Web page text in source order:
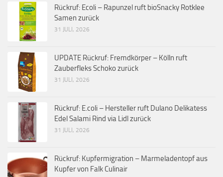
Rückruf: Ecoli – Rapunzel ruft bioSnacky Rotklee
Samen zurück
31 JULI, 2026
UPDATE Rückruf: Fremdkörper – Kölln ruft
Zauberfleks Schoko zurück
31 JULI, 2026
Rückruf: E.coli – Hersteller ruft Dulano Delikatess
Edel Salami Rind via Lidl zurück
31 JULI, 2026
Rückruf: Kupfermigration – Marmeladentopf aus
Kupfer von Falk Culinair